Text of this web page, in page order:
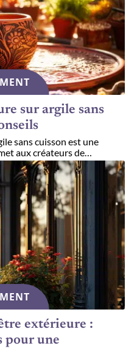
sur argile sans
sans cuisson est une
aux créateurs de…
extérieure :
pour une